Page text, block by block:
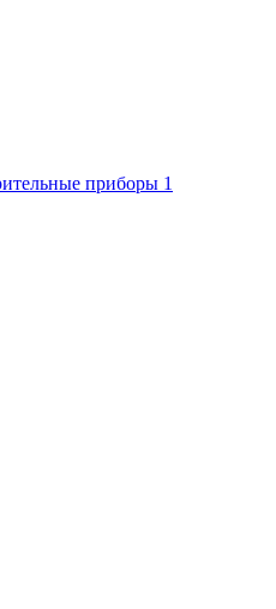
приборы 1